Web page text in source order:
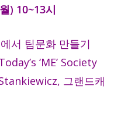
) 10~13시
서 팀문화 만들기
‘ME’ Society
그랜드캐